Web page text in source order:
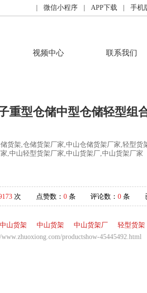
| 微信小程序 | APP下载 | 手机
视频中心 联系我们
重型仓储中型仓储轻型组
货架,仓储货架厂家,中山仓储货架厂家,轻型货
,中山轻型货架厂家,中山货架厂,中山货架厂家
次 点赞数： 0 条 评论数：0 条
中山货架 中山货架 中山货架厂
轻型货架
productshow-45445492.html